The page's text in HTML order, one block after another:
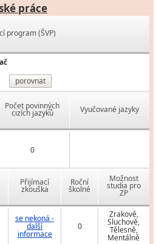
práce
program (ŠVP)
porovnat
Počet povinných
cizích jazyků Vyučované jazyky
0
Přijímací
zkouška
Roční
školné
Možnost
studia pro
ZP
se nekoná -
další
informace
0
Zrakově,
Sluchově,
Tělesně,
Mentálně